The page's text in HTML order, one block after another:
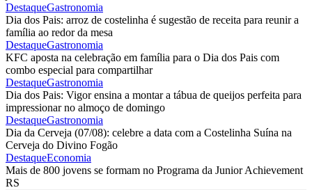
DestaqueGastronomia
Dia dos Pais: arroz de costelinha é sugestão de receita para reunir a
família ao redor da mesa
DestaqueGastronomia
KFC aposta na celebração em família para o Dia dos Pais com
combo especial para compartilhar
DestaqueGastronomia
Dia dos Pais: Vigor ensina a montar a tábua de queijos perfeita para
impressionar no almoço de domingo
DestaqueGastronomia
Dia da Cerveja (07/08): celebre a data com a Costelinha Suína na
Cerveja do Divino Fogão
DestaqueEconomia
Mais de 800 jovens se formam no Programa da Junior Achievement
RS